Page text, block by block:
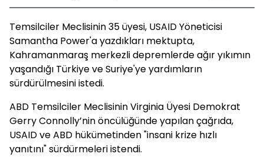
Temsilciler Meclisinin 35 üyesi, USAID Yöneticisi
Samantha Power'a yazdıkları mektupta,
Kahramanmaraş merkezli depremlerde ağır yıkımın
yaşandığı Türkiye ve Suriye'ye yardımların
sürdürülmesini istedi.
ABD Temsilciler Meclisinin Virginia Üyesi Demokrat
Gerry Connolly’nin öncülüğünde yapılan çağrıda,
USAID ve ABD hükümetinden "insani krize hızlı
yanıtını" sürdürmeleri istendi.